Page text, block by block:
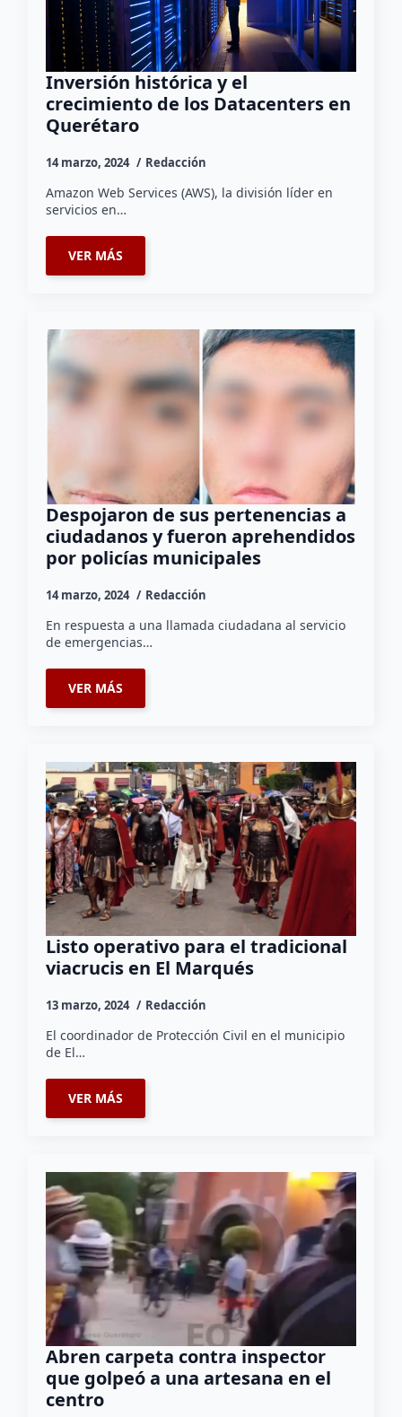
Inversión histórica y el
crecimiento de los Datacenters en
Querétaro
14 marzo, 2024 Redacción
Amazon Web Services (AWS), la división líder en
servicios en…
VER MÁS
Despojaron de sus pertenencias a
ciudadanos y fueron aprehendidos
por policías municipales
14 marzo, 2024 Redacción
En respuesta a una llamada ciudadana al servicio
de emergencias…
VER MÁS
Listo operativo para el tradicional
viacrucis en El Marqués
13 marzo, 2024 Redacción
El coordinador de Protección Civil en el municipio
de El…
VER MÁS
Abren carpeta contra inspector
que golpeó a una artesana en el
centro